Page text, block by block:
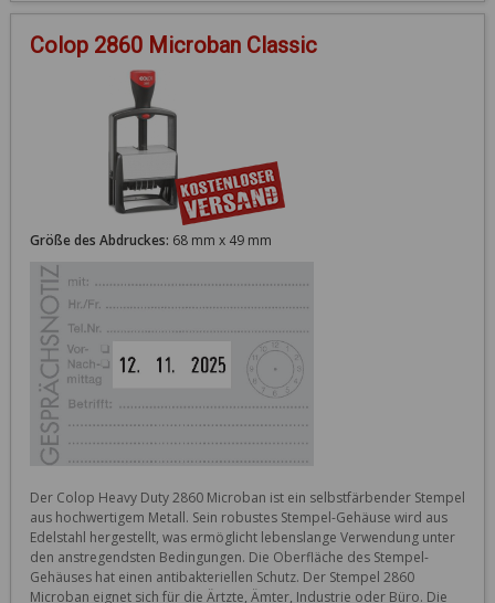
Colop 2860 Microban Classic
Größe des Abdruckes: 68 mm x 49 mm
Der Colop Heavy Duty 2860 Microban ist ein selbstfärbender Stempel
aus hochwertigem Metall. Sein robustes Stempel-Gehäuse wird aus
Edelstahl hergestellt, was ermöglicht lebenslange Verwendung unter
den anstregendsten Bedingungen. Die Oberfläche des Stempel-
Gehäuses hat einen antibakteriellen Schutz. Der Stempel 2860
Microban eignet sich für die Ärtzte, Ämter, Industrie oder Büro. Die